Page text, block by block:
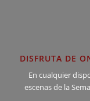
DISFRUTA DE
En cualquier
escenas de la